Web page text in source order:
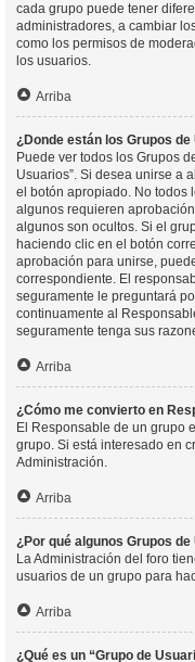
cada grupo puede tener
administradores, a cambiar
como los permisos de
los usuarios.
Arriba
¿Donde están los Grupos
Puede ver todos los Grupos
Usuarios”. Si desea unirse a
el botón apropiado. No todos
algunos requieren
algunos son ocultos. Si el
haciendo clic en el botón
aprobación para unirse,
correspondiente. El
seguramente le preguntará
continuamente al
seguramente tenga sus
Arriba
¿Cómo me convierto en
El Responsable de un grupo
grupo. Si está interesado en
Administración.
Arriba
¿Por qué algunos Grupos
La Administración del foro
usuarios de un grupo para
Arriba
¿Qué es un “Grupo de